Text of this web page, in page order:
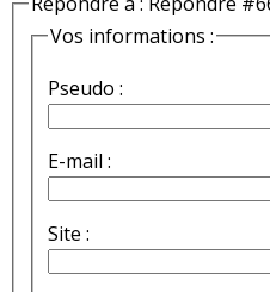
Vos informations :
Pseudo :
E-mail :
Site :